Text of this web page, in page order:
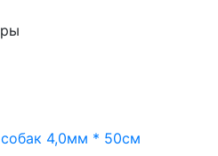
4,0мм * 50см